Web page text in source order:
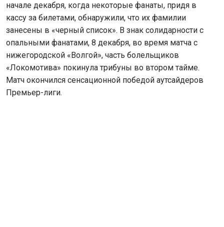
начале декабря, когда некоторые фанаты, придя в
кассу за билетами, обнаружили, что их фамилии
занесены в «черный список». В знак солидарности с
опальными фанатами, 8 декабря, во время матча с
нижегородской «Волгой», часть болельщиков
«Локомотива» покинула трибуны во втором тайме.
Матч окончился сенсационной победой аутсайдеров
Премьер-лиги.